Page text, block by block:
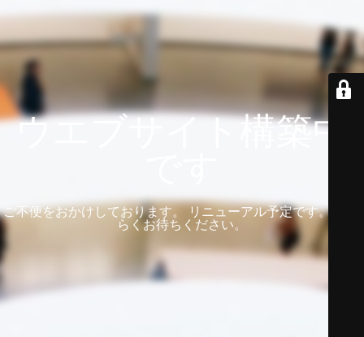
ウエブサイト構築中
ご不便をおかけしております。 リニューアル予定です。 しば
らくお待ちください。